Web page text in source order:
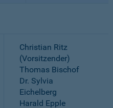
Christian Ritz
(Vorsitzender)
Thomas Bischof
Dr. Sylvia
Eichelberg
Harald Epple